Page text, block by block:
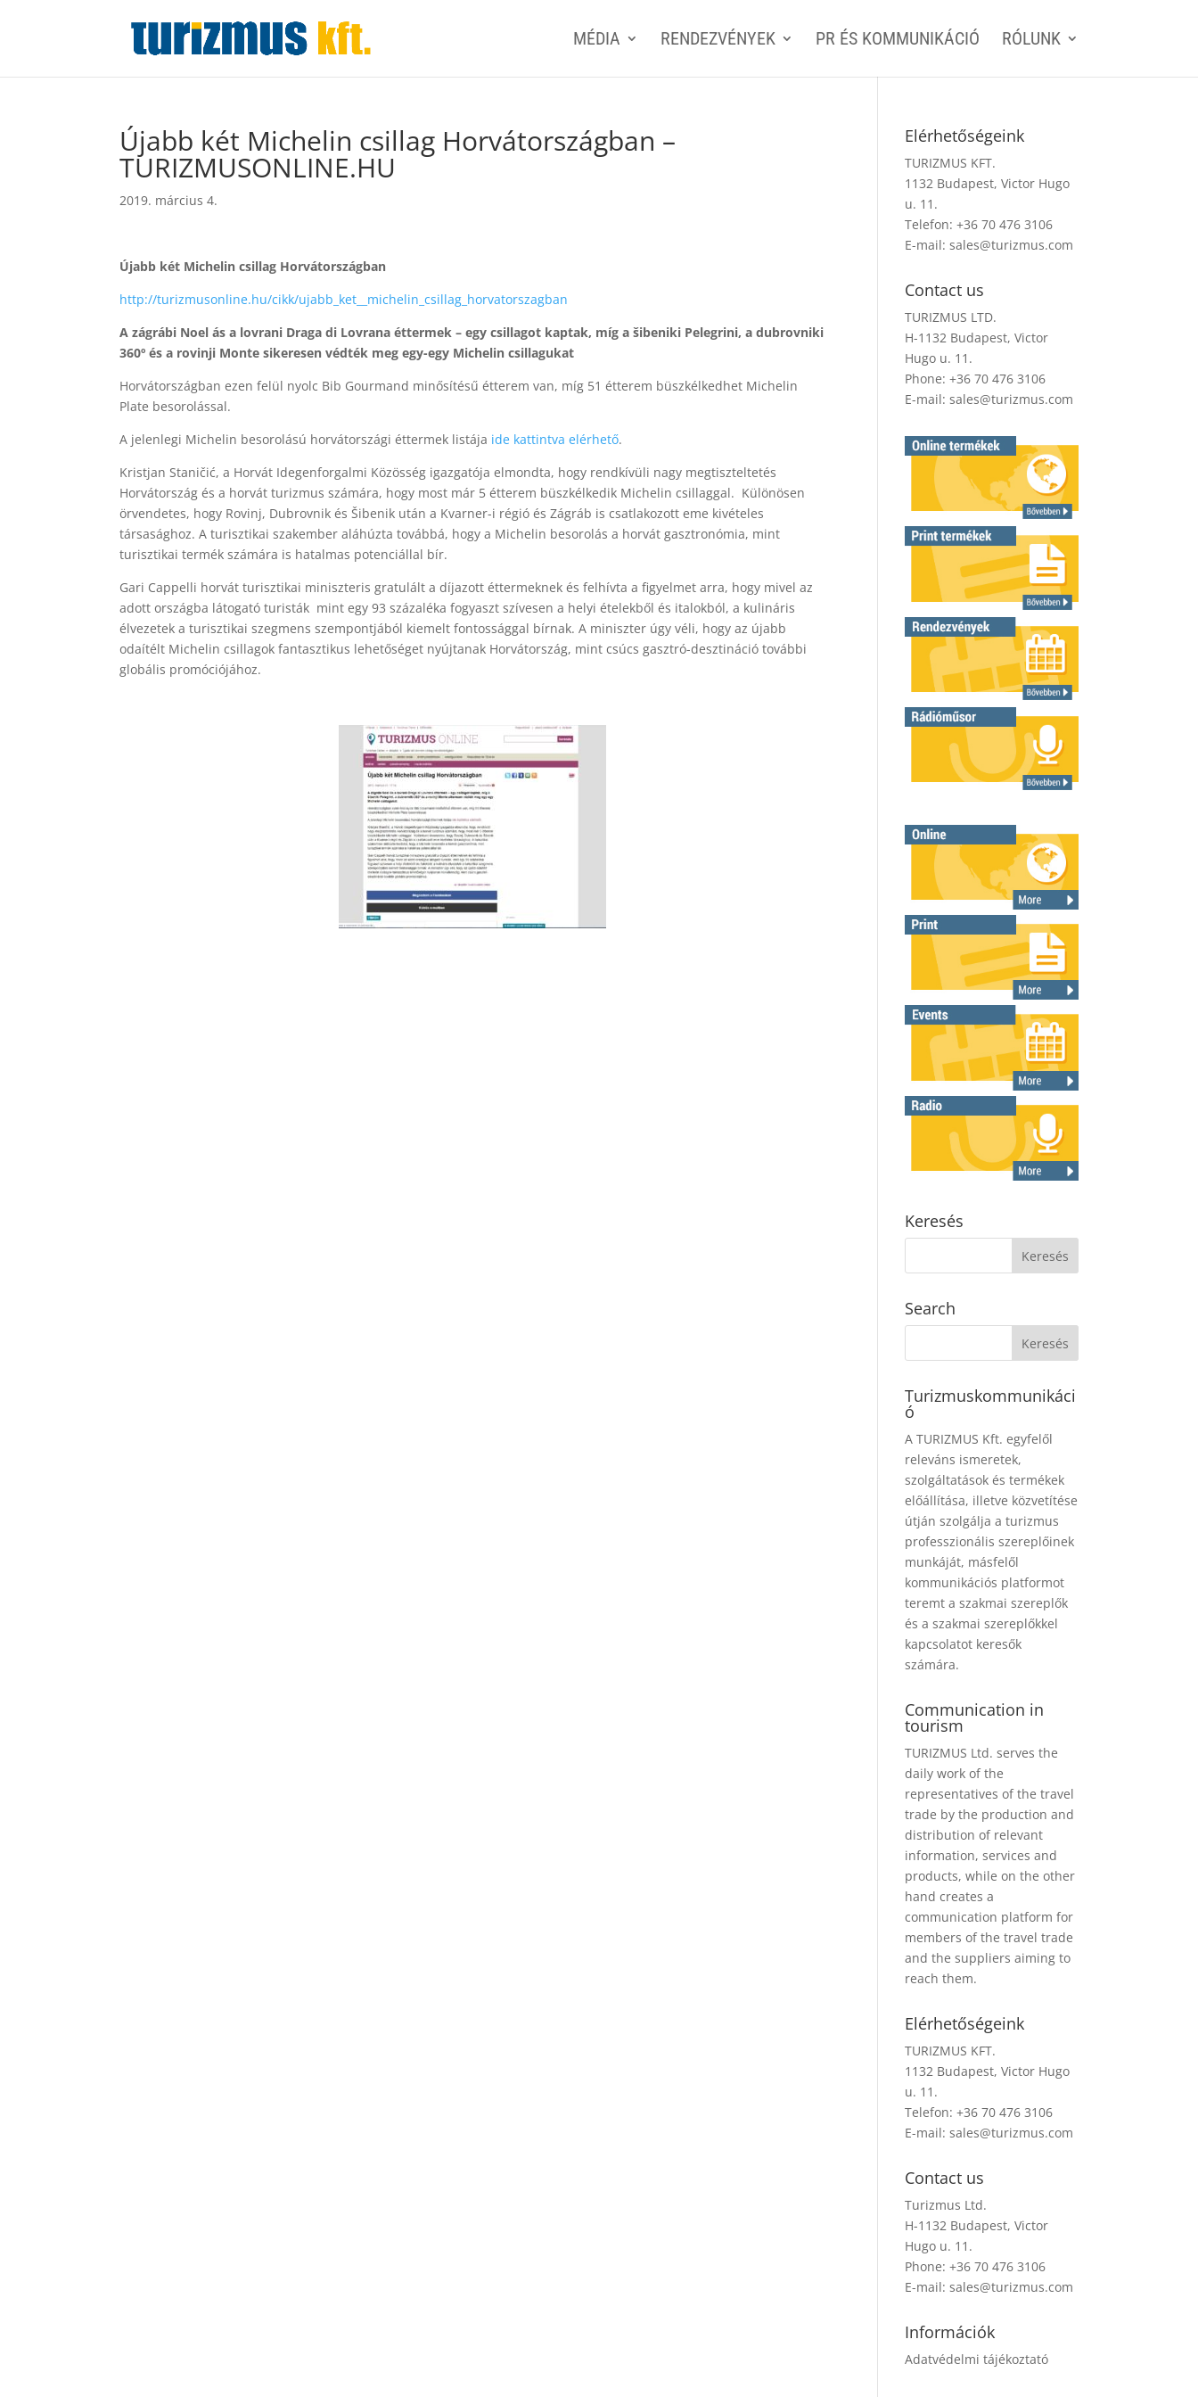
MÉDIA RENDEZVÉNYEK PR ÉS KOMMUNIKÁCIÓ RÓLUNK
Újabb két Michelin csillag Horvátországban –
TURIZMUSONLINE.HU
2019. március 4.
Újabb két Michelin csillag Horvátországban
http://turizmusonline.hu/cikk/ujabb_ket__michelin_csillag_horvatorszagban
A zágrábi Noel ás a lovrani Draga di Lovrana éttermek – egy csillagot kaptak, míg a šibeniki Pelegrini, a dubrovniki
360º és a rovinji Monte sikeresen védték meg egy-egy Michelin csillagukat
Horvátországban ezen felül nyolc Bib Gourmand minősítésű étterem van, míg 51 étterem büszkélkedhet Michelin
Plate besorolással.
A jelenlegi Michelin besorolású horvátországi éttermek listája ide kattintva elérhető.
Kristjan Staničić, a Horvát Idegenforgalmi Közösség igazgatója elmondta, hogy rendkívüli nagy megtiszteltetés
Horvátország és a horvát turizmus számára, hogy most már 5 étterem büszkélkedik Michelin csillaggal. Különösen
örvendetes, hogy Rovinj, Dubrovnik és Šibenik után a Kvarner-i régió és Zágráb is csatlakozott eme kivételes
társasághoz. A turisztikai szakember aláhúzta továbbá, hogy a Michelin besorolás a horvát gasztronómia, mint
turisztikai termék számára is hatalmas potenciállal bír.
Gari Cappelli horvát turisztikai miniszteris gratulált a díjazott éttermeknek és felhívta a figyelmet arra, hogy mivel az
adott országba látogató turisták mint egy 93 százaléka fogyaszt szívesen a helyi ételekből és italokból, a kulináris
élvezetek a turisztikai szegmens szempontjából kiemelt fontossággal bírnak. A miniszter úgy véli, hogy az újabb
odaítélt Michelin csillagok fantasztikus lehetőséget nyújtanak Horvátország, mint csúcs gasztró-desztináció további
globális promóciójához.
Elérhetőségeink
TURIZMUS KFT.
1132 Budapest, Victor Hugo
u. 11.
Telefon: +36 70 476 3106
E-mail:sales@turizmus.com
Contact us
TURIZMUS LTD.
H-1132 Budapest, Victor
Hugo u. 11.
Phone: +36 70 476 3106
E-mail:sales@turizmus.com
Keresés
Search
Turizmuskommunikáci
ó
A TURIZMUS Kft. egyfelől
releváns ismeretek,
szolgáltatások és termékek
előállítása, illetve közvetítése
útján szolgálja a turizmus
professzionális szereplőinek
munkáját, másfelől
kommunikációs platformot
teremt a szakmai szereplők
és a szakmai szereplőkkel
kapcsolatot keresők
számára.
Communication in
tourism
TURIZMUS Ltd. serves the
daily work of the
representatives of the travel
trade by the production and
distribution of relevant
information, services and
products, while on the other
hand creates a
communication platform for
members of the travel trade
and the suppliers aiming to
reach them.
Elérhetőségeink
TURIZMUS KFT.
1132 Budapest, Victor Hugo
u. 11.
Telefon: +36 70 476 3106
E-mail:sales@turizmus.com
Contact us
Turizmus Ltd.
H-1132 Budapest, Victor
Hugo u. 11.
Phone: +36 70 476 3106
E-mail:sales@turizmus.com
Információk
Adatvédelmi tájékoztató